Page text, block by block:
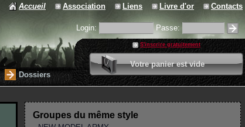
Accueil Association Liens Livre d'or Contacts
Login: Passe:
S'inscrire gratuitement
Votre panier est vide
0 article
Valider votre panier
Dossiers
Groupes du même style